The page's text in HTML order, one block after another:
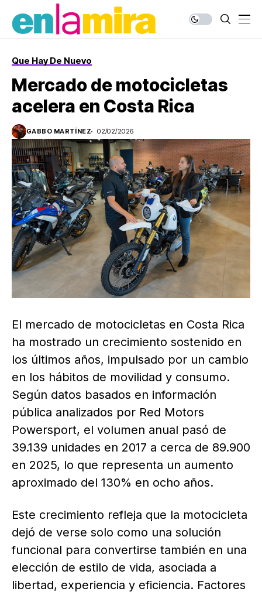
Que Hay De Nuevo
Mercado de motocicletas
acelera en Costa Rica
GABBO MARTÍNEZ 02/02/2026
El mercado de motocicletas en Costa Rica
ha mostrado un crecimiento sostenido en
los últimos años, impulsado por un cambio
en los hábitos de movilidad y consumo.
Según datos basados en información
pública analizados por Red Motors
Powersport, el volumen anual pasó de
39.139 unidades en 2017 a cerca de 89.900
en 2025, lo que representa un aumento
aproximado del 130% en ocho años.
Este crecimiento refleja que la motocicleta
dejó de verse solo como una solución
funcional para convertirse también en una
elección de estilo de vida, asociada a
libertad, experiencia y eficiencia. Factores